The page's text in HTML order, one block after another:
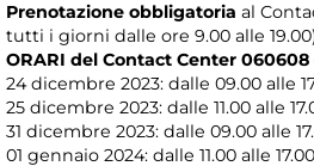
Prenotazione obbligatoria al
tutti i giorni dalle ore 9.00 alle
ORARI del Contact Center
24 dicembre 2023: dalle 09.00 alle
25 dicembre 2023: dalle 11.00 alle
31 dicembre 2023: dalle 09.00 alle
01 gennaio 2024: dalle 11.00 alle 17.00